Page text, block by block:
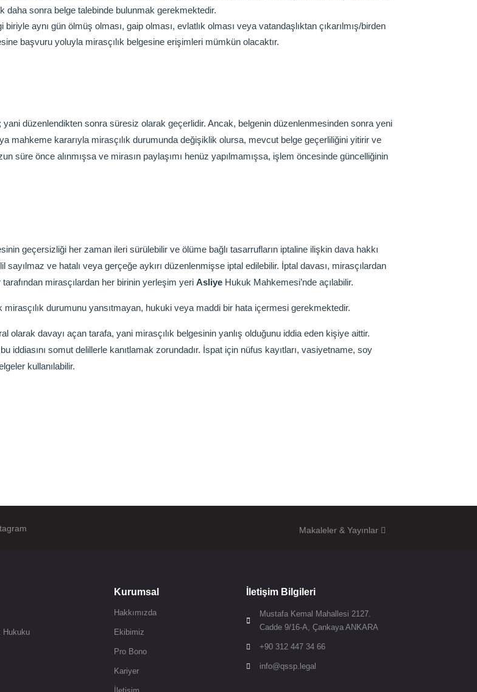
daha sonra belge talebinde bulunmak gerekmektedir.
aynı gün ölmüş olması, gaip olması, evlatlık olması veya vatandaşlıktan çıkarılmış/birden
başvuru yoluyla mirasçılık belgesine erişimleri mümkün olacaktır.
yani düzenlendikten sonra süresiz olarak geçerlidir. Ancak, belgenin düzenlenmesinden sonra yeni
mahkeme kararıyla mirasçılık durumunda değişiklik olursa, mevcut belge geçerliliğini yitirir ve
süre önce alınmışsa ve mirasın paylaşımı henüz yapılmamışsa, işlem öncesinde güncelliğinin
geçersizliği her zaman ileri sürülebilir ve ölüme bağlı tasarrufların iptaline ilişkin dava hakkı
ve hatalı veya gerçeğe aykırı düzenlenmişse iptal edilebilir. İptal davası, mirasçılardan
tarafından mirasçılardan her birinin yerleşim yeriAsliye Hukuk Mahkemesi’nde açılabilir.
mirasçılık durumunu yansıtmayan, hukuki veya maddi bir hata içermesi gerekmektedir.
olarak davayı açan tarafa, yani mirasçılık belgesinin yanlış olduğunu iddia eden kişiye aittir.
iddiasını somut delillerle kanıtlamak zorundadır. İspat için nüfus kayıtları, vasiyetname, soy
kullanılabilir.
Makaleler & Yayınlar
Hukuku
Kurumsal
Hakkımızda
Ekibimiz
Pro Bono
Kariyer
İletişim Bilgileri

Mustafa Kemal Mahallesi 2127.
Cadde 9/16-A, Çankaya ANKARA
 +90 312 447 34 66
 info@qssp.legal